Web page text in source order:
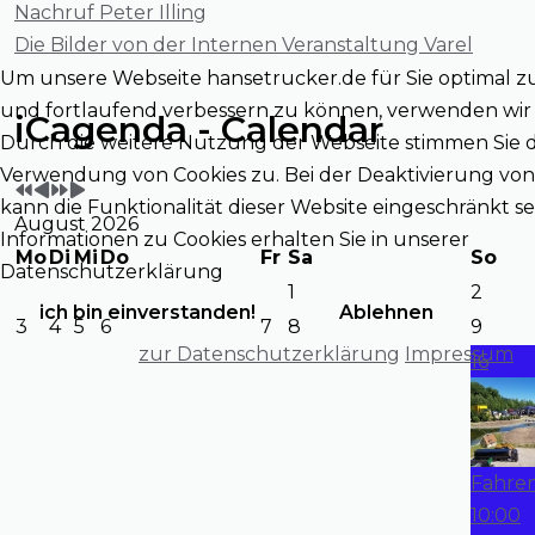
Nachruf Peter Illing
Die Bilder von der Internen Veranstaltung Varel
iCagenda - Calendar
Vorheriges
Jahr
Vorheriger
Monat
Nächstes
Jahr
Nächstes
Monat
August 2026
MoDi Mi Do Fr Sa
So
1
2
3
4 5 6 7 8 9
16
10:00
Um unsere Webseite hansetrucker.de für Sie optimal
und fortlaufend verbessern zu können, verwenden wir
Durch die weitere Nutzung der Webseite stimmen Sie
Verwendung von Cookies zu. Bei der Deaktivierung von
kann die Funktionalität dieser Website eingeschränkt
Informationen zu Cookies erhalten Sie in unserer
Datenschutzerklärung
ich bin einverstanden!
Ablehnen
zur Datenschutzerklärung Impressum